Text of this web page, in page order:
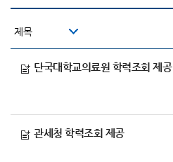
단국대학교의료원 학력조회 제공
관세청 학력조회 제공